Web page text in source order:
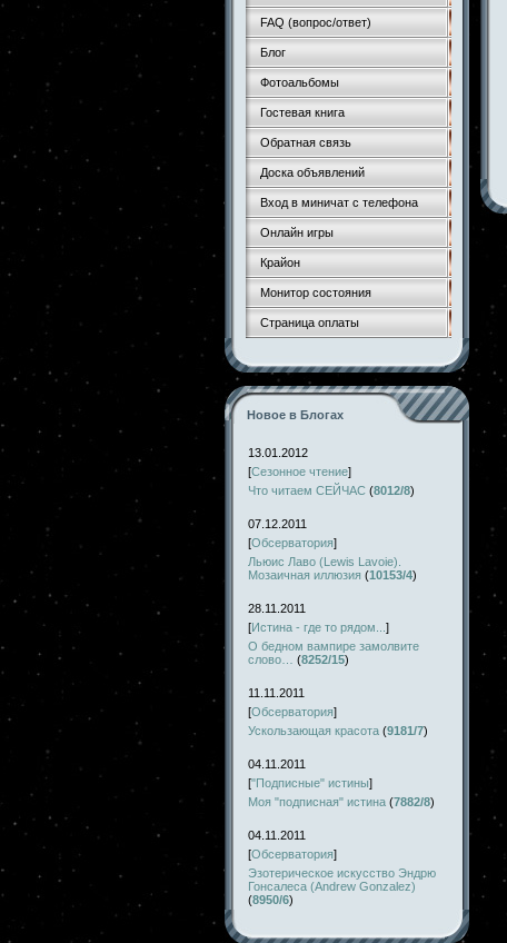
FAQ (вопрос/ответ)
Блог
Фотоальбомы
Гостевая книга
Обратная связь
Доска объявлений
Вход в миничат с телефона
Онлайн игры
Крайон
Монитор состояния
Страница оплаты
Новое в Блогах
13.01.2012
[Сезонное чтение]
Что читаем СЕЙЧАС (8012/8)
07.12.2011
[Обсерватория]
Льюис Лаво (Lewis Lavoie).
Мозаичная иллюзия (10153/4)
28.11.2011
[Истина - где то рядом... ]
О бедном вампире замолвите
слово…
(8252/15)
11.11.2011
[Обсерватория]
Ускользающая красота (9181/7)
04.11.2011
["Подписные" истины]
Моя "подписная" истина (7882/8)
04.11.2011
[Обсерватория]
Эзотерическое искусство Эндрю
Гонсалеса (Andrew Gonzalez)
(8950/6)